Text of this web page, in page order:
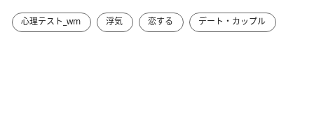
心理テスト_wm 浮気 恋する デート・カップル